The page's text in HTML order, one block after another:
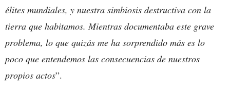
élites mundiales, y nuestra simbiosis destructiva con la
tierra que habitamos. Mientras documentaba este grave
problema, lo que quizás me ha sorprendido más es lo
poco que entendemos las consecuencias de nuestros
propios actos”.